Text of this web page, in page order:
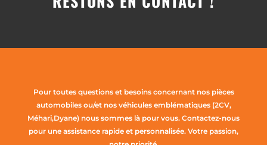
Pour toutes questions et besoins concernant nos pièces
automobiles ou/et nos véhicules emblématiques (2CV,
Méhari,Dyane) nous sommes là pour vous. Contactez-nous
pour une assistance rapide et personnalisée. Votre passion,